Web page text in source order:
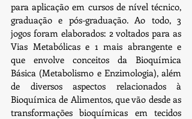
para aplicação em cursos de nível técnico,
graduação e pós-graduação. Ao todo, 3
jogos foram elaborados: 2 voltados para as
Vias Metabólicas e 1 mais abrangente e
que envolve conceitos da Bioquímica
Básica (Metabolismo e Enzimologia), além
de diversos aspectos relacionados à
Bioquímica de Alimentos, que vão desde as
transformações bioquímicas em tecidos